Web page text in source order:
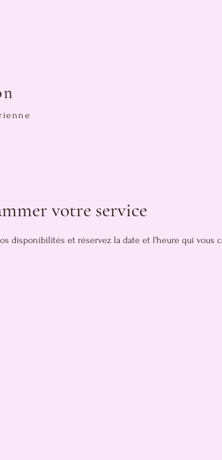
votre service
disponibilités et réservez la date et l'heure qui vous